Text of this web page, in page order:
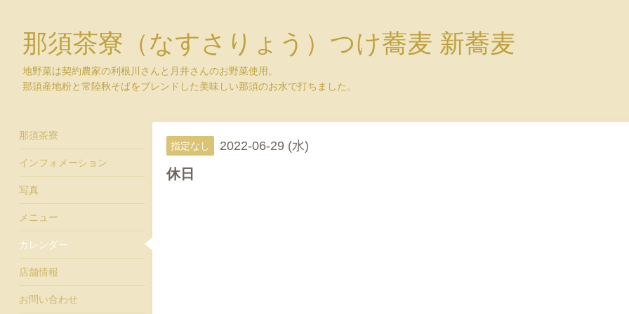
那須茶寮（なすさりょう）つけ蕎麦 新蕎麦
地野菜は契約農家の利根川さんと月井さんのお野菜使用。
那須産地粉と常陸秋そばをブレンドした美味しい那須のお水で打ちました。
指定なし 2022-06-29 (水)
休日
那須茶寮
インフォメーション
写真
メニュー
カレンダー
店舗情報
お問い合わせ